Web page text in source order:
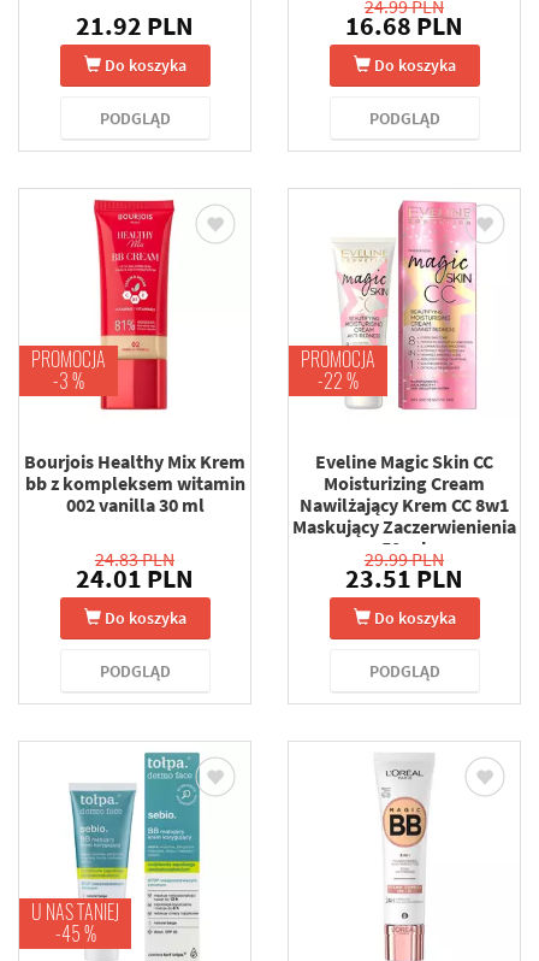
21.92 PLN
Do koszyka
PODGLĄD
24.99 PLN
16.68 PLN
Do koszyka
PODGLĄD
PROMOCJA
-3 %
Bourjois Healthy Mix Krem
bb z kompleksem witamin
002 vanilla 30 ml
24.83 PLN
24.01 PLN
Do koszyka
PODGLĄD
PROMOCJA
-22 %
Eveline Magic Skin CC
Moisturizing Cream
Nawilżający Krem CC 8w1
Maskujący Zaczerwienienia
50 ml
29.99 PLN
23.51 PLN
Do koszyka
PODGLĄD
U NAS TANIEJ
-45 %